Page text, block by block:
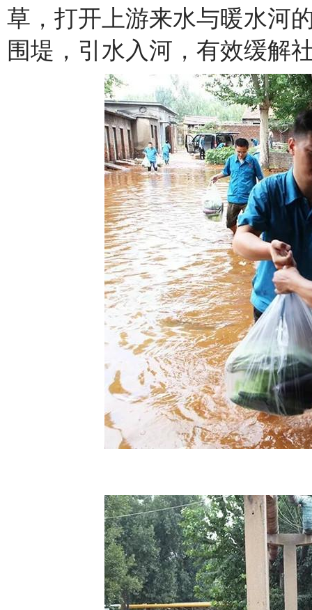
草，打开上游来水与暖水河
围堤，引水入河，有效缓解